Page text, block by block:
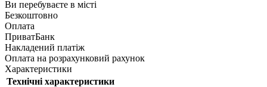
Ви перебуваєте в місті
Безкоштовно
Оплата
ПриватБанк
Накладений платіж
Оплата на розрахунковий рахунок
Характеристики
Технічні характеристики